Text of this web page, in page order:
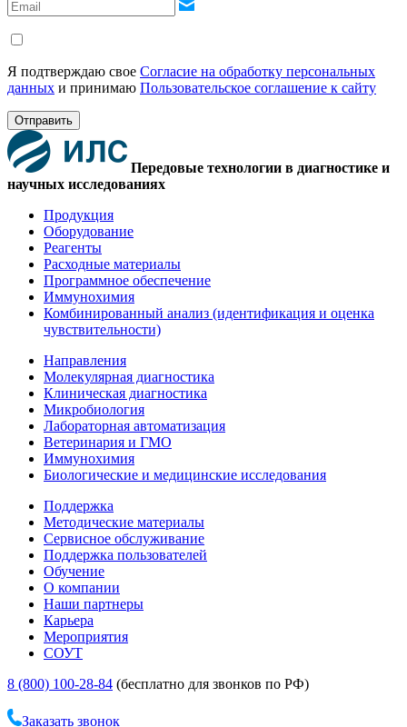
Я подтверждаю свое Согласие на обработку персональных
данных и принимаю Пользовательское соглашение к сайту
Отправить
Передовые технологии в диагностике и
научных исследованиях
Продукция
Оборудование
Реагенты
Расходные материалы
Программное обеспечение
Иммунохимия
Комбинированный анализ (идентификация и оценка
чувствительности)
Направления
Молекулярная диагностика
Клиническая диагностика
Микробиология
Лабораторная автоматизация
Ветеринария и ГМО
Иммунохимия
Биологические и медицинские исследования
Поддержка
Методические материалы
Сервисное обслуживание
Поддержка пользователей
Обучение
О компании
Наши партнеры
Карьера
Мероприятия
СОУТ
8 (800) 100-28-84 (бесплатно для звонков по РФ)
Заказать звонок